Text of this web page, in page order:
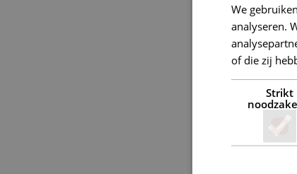
Lana
We
analyseren.
of die zij
Strikt